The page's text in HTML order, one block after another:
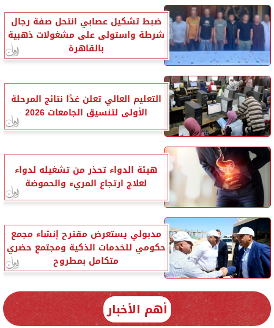
ضبط تشكيل عصابي انتحل صفة رجال
شرطة واستولى على مشغولات ذهبية
بالقاهرة
التعليم العالي تعلن غدًا نتائج المرحلة
الأولى لتنسيق الجامعات 2026
هيئة الدواء تحذر من تشغيله لدواء
لعلاج ارتجاع المريء والحموضة
مدبولي يستعرض مقترح إنشاء مجمع
حكومي للخدمات الذكية ومجتمع حضري
متكامل بمطروح
أهم الأخبار